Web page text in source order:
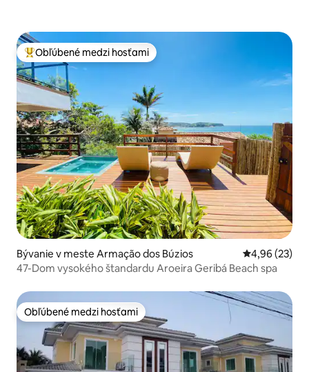
Najobľúbenejšie medzi hosťami
Obľúbené medzi hosťami
Bývanie v meste Armação dos Búzios Priemerné
4,96 (23)
47-Dom vysokého štandardu Aroeira Geribá Beach spa
Obľúbené medzi hosťami
Obľúbené medzi hosťami